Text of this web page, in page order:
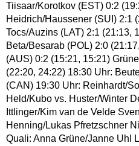
Tiisaar/Korotkov (EST) 0:2
Heidrich/Haussener (SUI) 2:1
Tocs/Auzins (LAT) 2:1 (21:13,
Beta/Besarab (POL) 2:0
(AUS) 0:2 (15:21, 15:21)
(22:20, 24:22) 18:30 Uhr:
(CAN) 19:30 Uhr: Reinhardt/
Held/Kubo vs. Huster/Winter
Ittlinger/Kim van de Velde
Henning/Lukas Pfretzschner
Quali: Anna Grüne/Janne Uhl